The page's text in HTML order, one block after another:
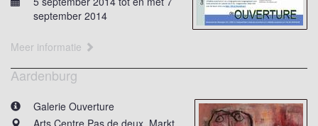
september 2014
Meer informatie
Aardenburg
Galerie Ouverture
Arts Centre Pas de deux, Markt,